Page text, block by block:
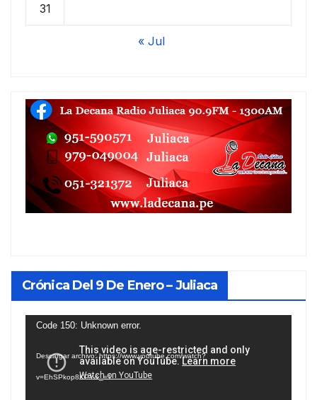
31
« Jul
Crónica Del 9 De Enero – Juliaca
Reproductor
vídeo
Code 150: Unknown error.
Descargar archivo: https://www.youtube.com/watch?
v=EhSPkop8KPY&_=1